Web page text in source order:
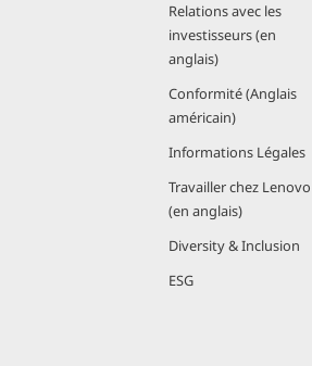
Relations avec les
investisseurs (en
anglais)
Conformité (Anglais
américain)
Informations Légales
Travailler chez Lenovo
(en anglais)
Diversity & Inclusion
ESG